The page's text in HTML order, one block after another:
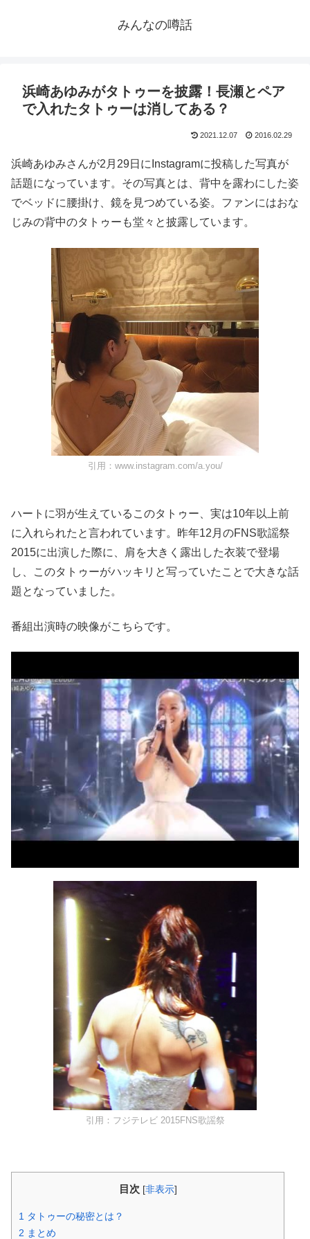
みんなの噂話
浜崎あゆみがタトゥーを披露！長瀬とペア
で入れたタトゥーは消してある？
2021.12.07 2016.02.29
浜崎あゆみさんが2月29日にInstagramに投稿した写真が
話題になっています。その写真とは、背中を露わにした姿
でベッドに腰掛け、鏡を見つめている姿。ファンにはおな
じみの背中のタトゥーも堂々と披露しています。
引用：www.instagram.com/a.you/
ハートに羽が生えているこのタトゥー、実は10年以上前
に入れられたと言われています。昨年12月のFNS歌謡祭
2015に出演した際に、肩を大きく露出した衣装で登場
し、このタトゥーがハッキリと写っていたことで大きな話
題となっていました。
番組出演時の映像がこちらです。
引用：フジテレビ 2015FNS歌謡祭
目次 [非表示]
1
タトゥーの秘密とは？
2 まとめ